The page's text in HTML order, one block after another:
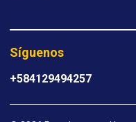
Síguenos
+584129494257